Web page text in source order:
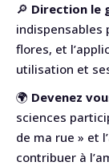
🔎 Direction le
indispensables
flores, et
utilisation et
🌍 Devenez
sciences
de ma rue » et
contribuer à